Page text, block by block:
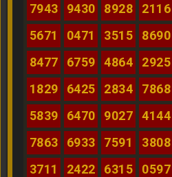
7943
9430 8928 2116
5671
0471 3515 8690
8477
6759 4864 2925
1829
6425 2834 7868
5839
6470 9027 4144
7863
6933 7591 3808
3711
2422 6315 0597